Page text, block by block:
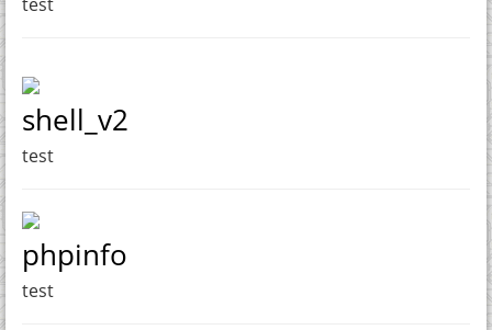
shell_v2
test
phpinfo
test